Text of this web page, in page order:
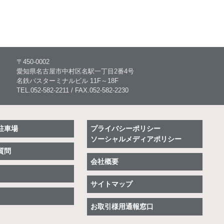
〒450-0002
愛知県名古屋市中村区名駅一丁目2番4号
名鉄バスターミナルビル 11F～18F
TEL.052-582-2211 / FAX.052-582-2230
車場
問
プライバシーポリシー
ソーシャルメディアポリシー
会社概要
サイトマップ
お取引様用通報窓口